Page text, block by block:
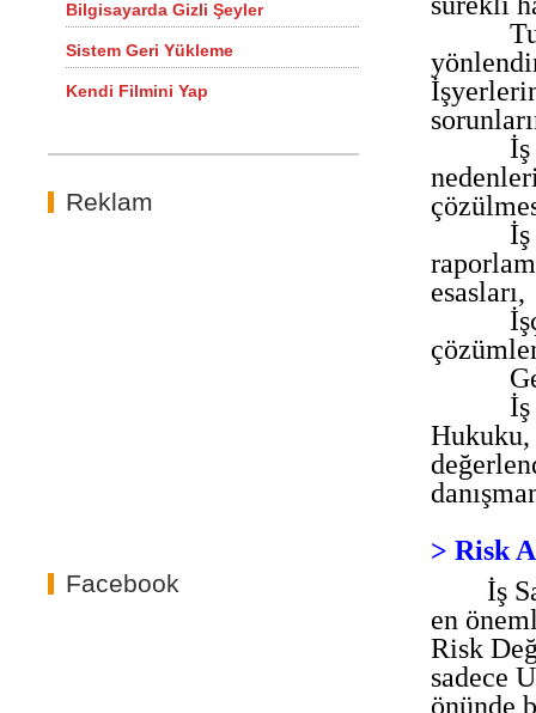
Bilgisayarda Gizli Şeyler
Sistem Geri Yükleme
Kendi Filmini Yap
Reklam
Facebook
İş
İş
esasları,
> Risk
İş
en
Risk
sadece
önünde